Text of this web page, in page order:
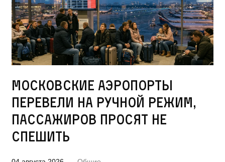
Московские аэропорты
перевели на ручной режим,
пассажиров просят не
спешить